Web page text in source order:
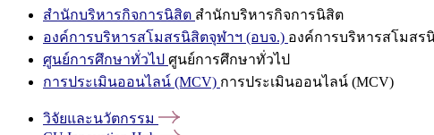
สำนักบริหารกิจการนิสิต สำนักบริหารกิจการนิสิต
องค์การบริหารสโมสรนิสิตจุฬาฯ (อบจ.) องค์การบริหารสโมสร
ศูนย์การศึกษาทั่วไป ศูนย์การศึกษาทั่วไป
การประเมินออนไลน์ (MCV) การประเมินออนไลน์ (MCV)
วิจัยและนวัตกรรม